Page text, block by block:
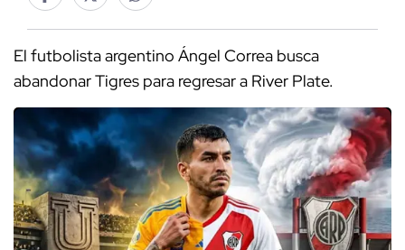
El futbolista argentino Ángel Correa busca
abandonar Tigres para regresar a River Plate.